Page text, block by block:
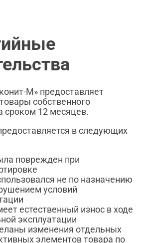
М» предоставляет
собственного
сроком 12 месяцев.
в следующих
поврежден при
не по назначению
условий
естественный износ в ходе
эксплуатации
изменения отдельных
элементов товара по